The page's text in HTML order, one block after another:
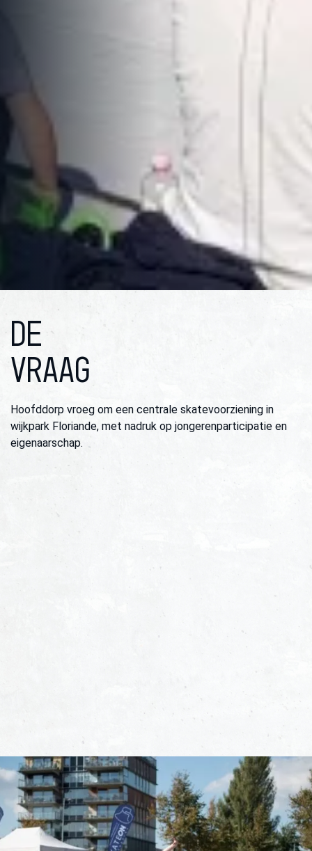
DE
VRAAG
Hoofddorp vroeg om een centrale skatevoorziening in
wijkpark Floriande, met nadruk op jongerenparticipatie en
eigenaarschap.